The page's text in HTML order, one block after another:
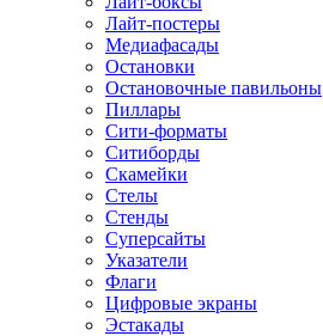
Лайт-постеры
Медиафасады
Остановки
Остановочные павильоны
Пиллары
Сити-форматы
Ситиборды
Скамейки
Стелы
Стенды
Суперсайты
Указатели
Флаги
Цифровые экраны
Эстакады